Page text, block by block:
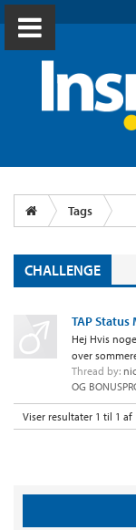
Tags
CHALLENGE
TAP Status
Hej Hvis
over
Thread by:
OG
Viser resultater 1 til 1 af